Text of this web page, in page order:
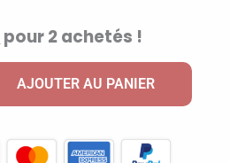
pour 2 achetés !
AJOUTER AU PANIER